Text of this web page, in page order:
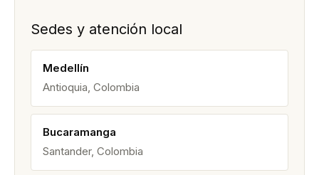
Sedes y atención local
Medellín
Antioquia, Colombia
Bucaramanga
Santander, Colombia